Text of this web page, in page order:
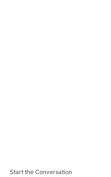
Start the Conversation